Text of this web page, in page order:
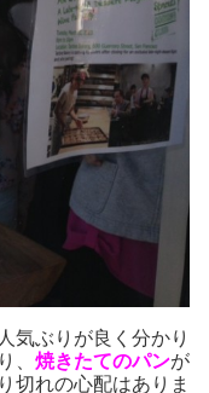
気ぶりが良く分かり
、 焼きたてのパンが
切れの心配はありま